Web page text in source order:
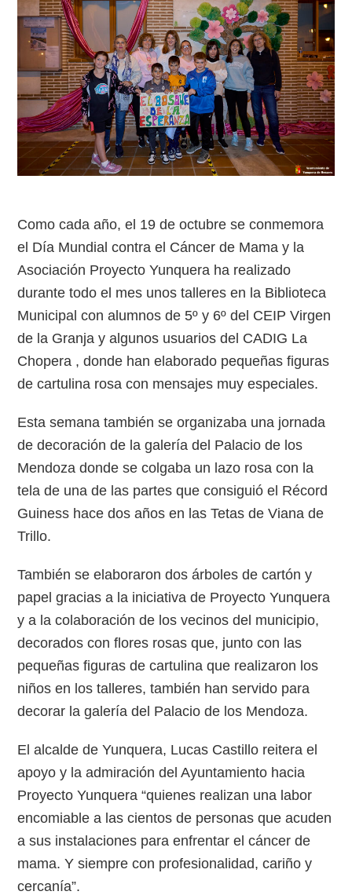
Como cada año, el 19 de octubre se conmemora
el Día Mundial contra el Cáncer de Mama y la
Asociación Proyecto Yunquera ha realizado
durante todo el mes unos talleres en la Biblioteca
Municipal con alumnos de 5º y 6º del CEIP Virgen
de la Granja y algunos usuarios del CADIG La
Chopera , donde han elaborado pequeñas figuras
de cartulina rosa con mensajes muy especiales.
Esta semana también se organizaba una jornada
de decoración de la galería del Palacio de los
Mendoza donde se colgaba un lazo rosa con la
tela de una de las partes que consiguió el Récord
Guiness hace dos años en las Tetas de Viana de
Trillo.
También se elaboraron dos árboles de cartón y
papel gracias a la iniciativa de Proyecto Yunquera
y a la colaboración de los vecinos del municipio,
decorados con flores rosas que, junto con las
pequeñas figuras de cartulina que realizaron los
niños en los talleres, también han servido para
decorar la galería del Palacio de los Mendoza.
El alcalde de Yunquera, Lucas Castillo reitera el
apoyo y la admiración del Ayuntamiento hacia
Proyecto Yunquera “quienes realizan una labor
encomiable a las cientos de personas que acuden
a sus instalaciones para enfrentar el cáncer de
mama. Y siempre con profesionalidad, cariño y
cercanía”.